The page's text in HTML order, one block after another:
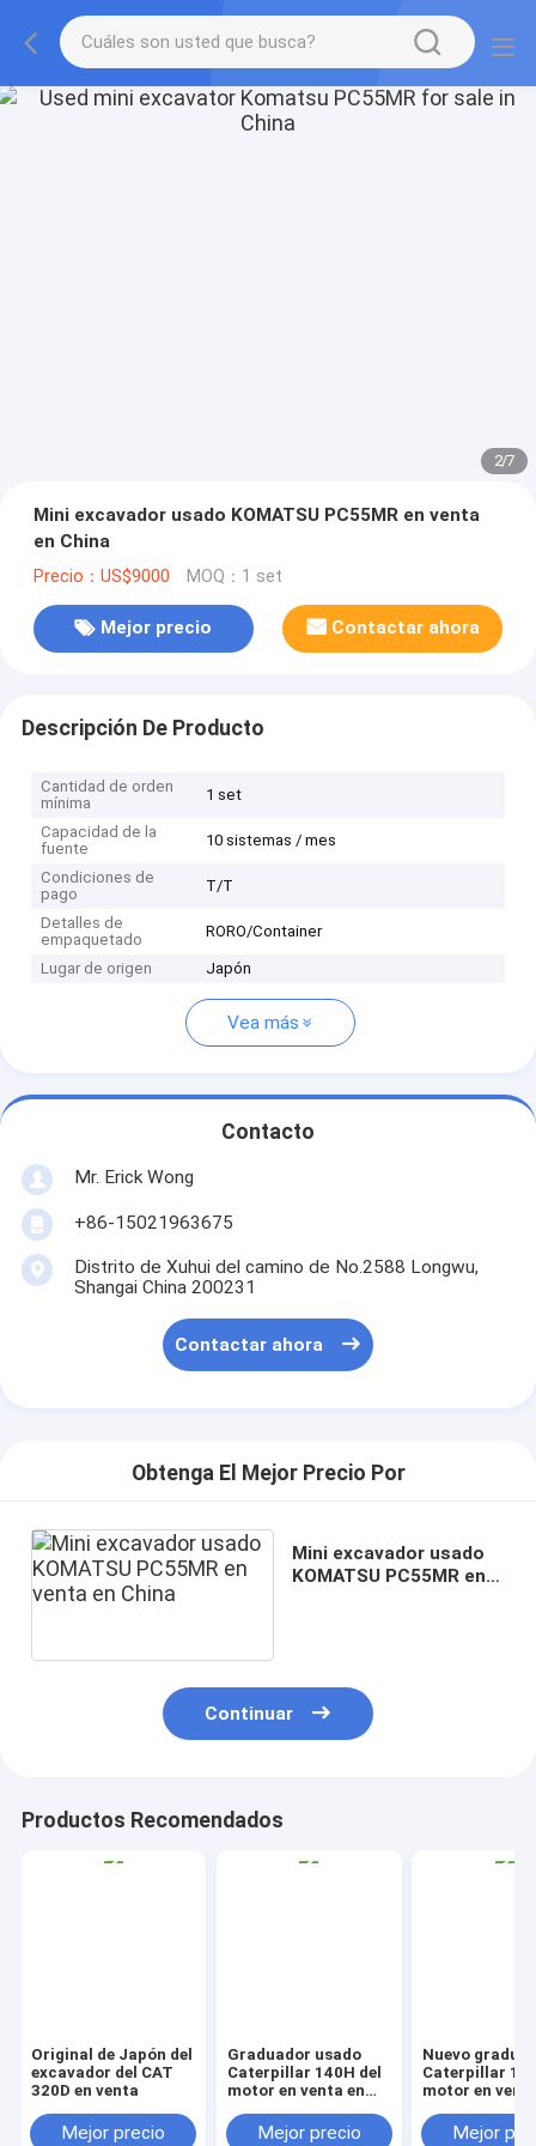
2/7
Mini excavador usado KOMATSU PC55MR en venta
en China
Precio：US$9000 MOQ：1 set
Mejor precio Contactar ahora
Descripción De Producto
Cantidad de orden
mínima
1 set
Capacidad de la
fuente
10 sistemas / mes
Condiciones de
pago
T/T
Detalles de
empaquetado
RORO/Container
Lugar de origen Japón
Vea más
Contacto
Mr. Erick Wong
+86-15021963675
Distrito de Xuhui del camino de No.2588 Longwu,
Shangai China 200231
Contactar ahora
Obtenga El Mejor Precio Por
Mini excavador usado
KOMATSU PC55MR en
Continuar
Productos Recomendados
Original de Japón del
excavador del CAT
320D en venta
Mejor precio
Graduador usado
Caterpillar 140H del
motor en venta en
Mejor precio
Nuevo
Caterpillar
motor en
Mejor